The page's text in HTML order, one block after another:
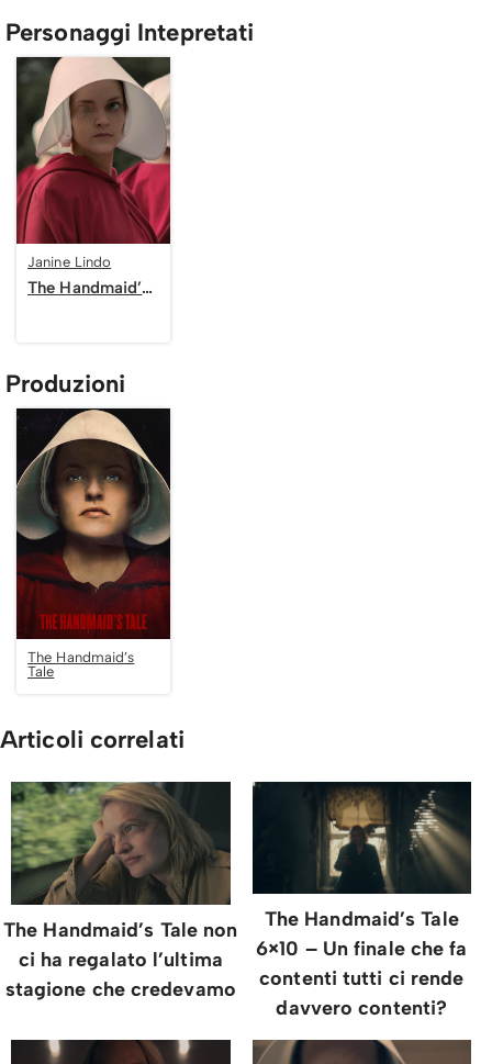
Personaggi Intepretati
Janine Lindo
The Handmaid’s Tale
Produzioni
The Handmaid’s
Tale
Articoli correlati
The Handmaid’s Tale non
ci ha regalato l’ultima
stagione che credevamo
The Handmaid’s Tale
6×10 – Un finale che fa
contenti tutti ci rende
davvero contenti?